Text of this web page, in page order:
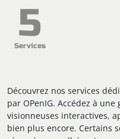
Découvrez nos services
par OPenIG. Accédez à
visionneuses interactives,
bien plus encore. Certains
5
Services